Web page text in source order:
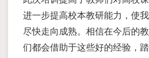
进一步提高校本教研能力，使
尽快走向成熟。相信在今后的
们都会借助于这些好的经验，